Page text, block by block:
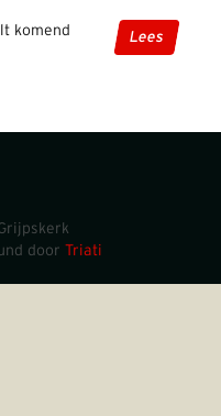
komend
Lees
door Triati